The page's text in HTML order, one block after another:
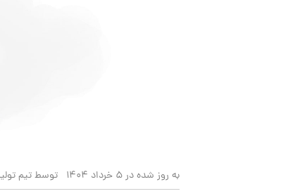
به روز شده در 5 خرداد 1404 توسط تیم